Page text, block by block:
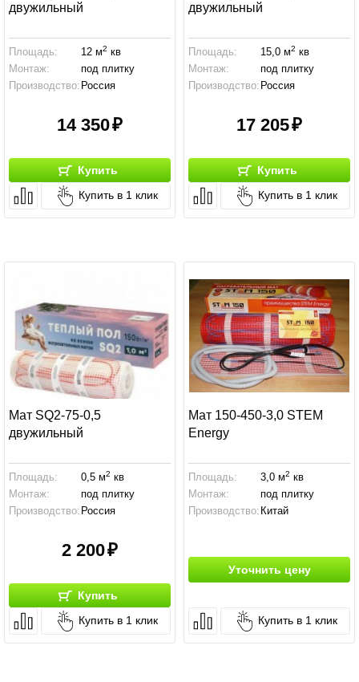
двужильный
Площадь: 12 м2 кв
Монтаж:
под плитку
Производство: Россия
14 350
Купить
Купить в 1 клик
двужильный
Площадь: 15,0 м2 кв
Монтаж:
под плитку
Производство: Россия
17 205
Купить
Купить в 1 клик
Мат SQ2-75-0,5
двужильный
Площадь: 0,5 м2 кв
Монтаж:
под плитку
Производство: Россия
2 200
Купить
Купить в 1 клик
Мат 150-450-3,0 STEM
Energy
Площадь: 3,0 м2 кв
Монтаж:
под плитку
Производство: Китай
Уточнить цену
Купить в 1 клик